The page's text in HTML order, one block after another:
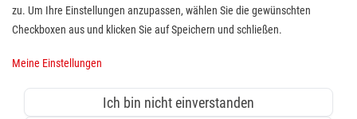
Stationsmanagement (m/w/d)
zu. Um Ihre Einstellungen anzupassen, wählen Sie die gewünschten
Checkboxen aus und klicken Sie auf Speichern und schließen.
Meine Einstellungen
Ich bin nicht einverstanden